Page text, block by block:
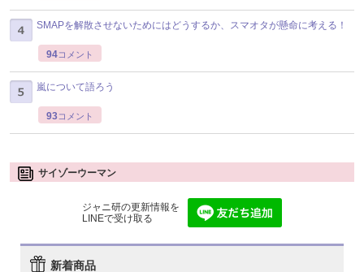
SMAPを解散させないためにはどうするか、スマオタが懸命に考える！
94コメント
嵐について語ろう
93コメント
サイゾーウーマン
ジャニ研の更新情報を
LINEで受け取る
新着商品